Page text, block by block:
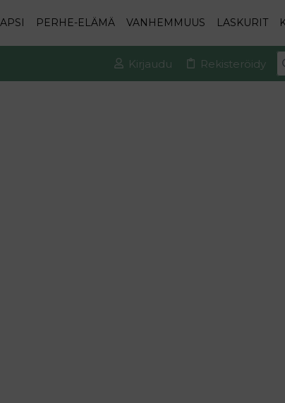
PERHE-ELÄMÄ VANHEMMUUS LASKURIT
Kirjaudu Rekisteröidy